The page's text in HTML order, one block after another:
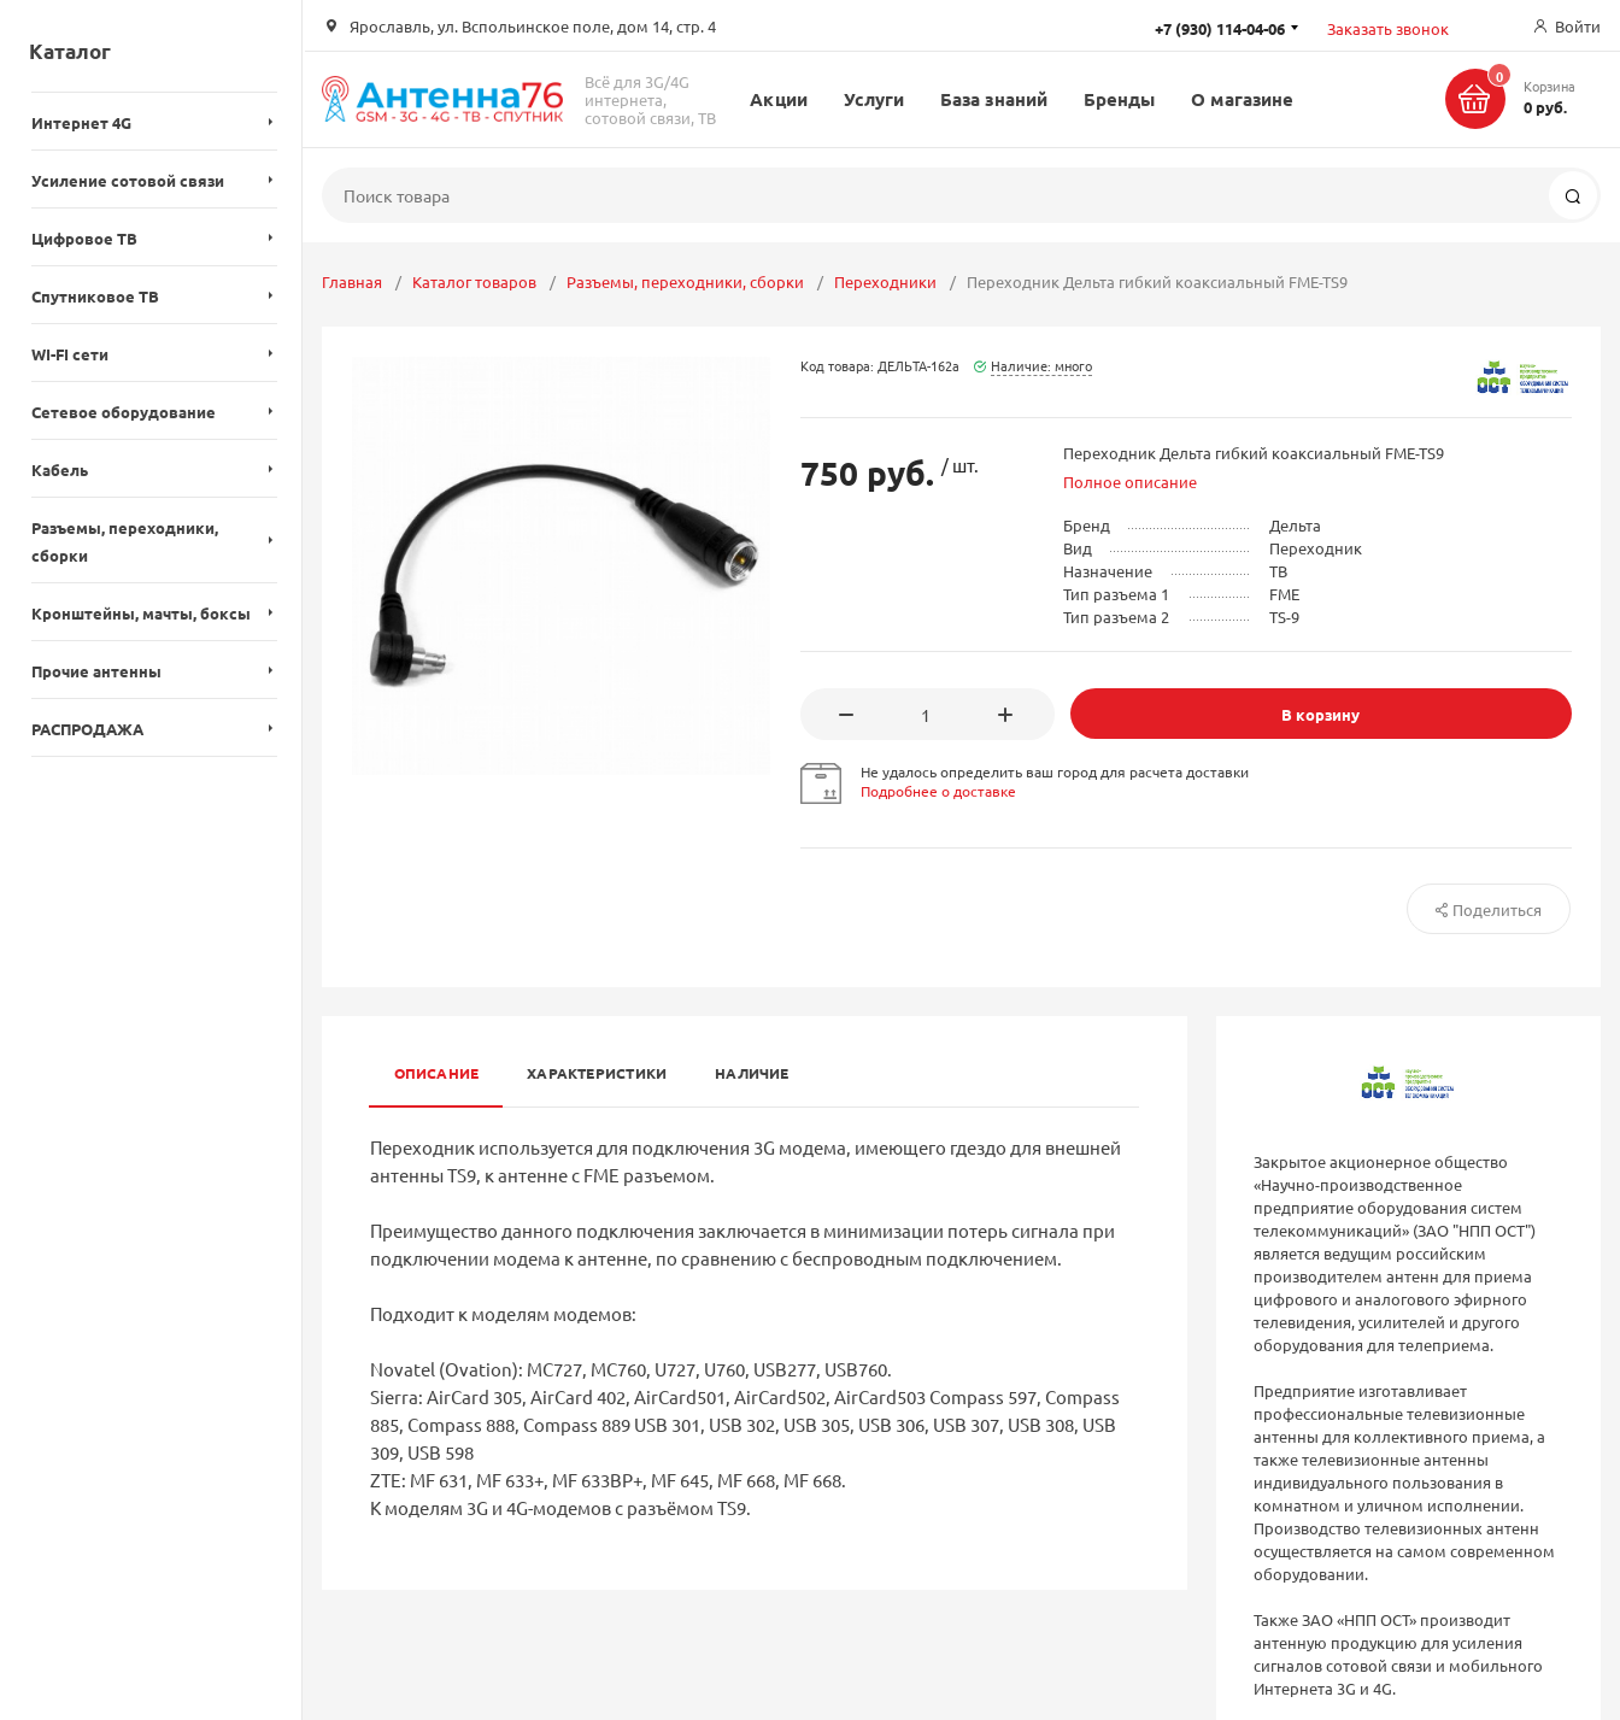
Ярославль, ул. Вспольинское поле, дом 14, стр. 4 +7 (930) 114-04-06 Заказать звонок Войти
Всё для 3G/4G
интернета,
сотовой связи, ТВ
Акции Услуги База знаний Бренды О магазине
0 Корзина
0 руб.
Каталог
Интернет 4G
Усиление сотовой связи
Цифровое ТВ
Спутниковое ТВ
WI-FI сети
Сетевое оборудование
Кабель
Разъемы, переходники,
сборки
Кронштейны, мачты, боксы
Прочие антенны
РАСПРОДАЖА
Главная Каталог товаров Разъемы, переходники, сборки Переходники Переходник Дельта гибкий коаксиальный FME-TS9
Код товара: ДЕЛЬТА-162а Наличие: много
750 руб. / шт.
Переходник Дельта гибкий коаксиальный FME-TS9
Полное описание
Бренд
Дельта
Вид
Переходник
Назначение
ТВ
Тип разъема 1
FME
Тип разъема 2
TS-9
В корзину
Не удалось определить ваш город для расчета доставки
Подробнее о доставке
Поделиться
ОПИСАНИЕ ХАРАКТЕРИСТИКИ НАЛИЧИЕ
Переходник используется для подключения 3G модема, имеющего гдездо для внешней
антенны TS9, к антенне с FME разъемом.
Преимущество данного подключения заключается в минимизации потерь сигнала при
подключении модема к антенне, по сравнению с беспроводным подключением.
Подходит к моделям модемов:
Novatel (Ovation): MC727, MC760, U727, U760, USB277, USB760.
Sierra: AirCard 305, AirCard 402, AirCard501, AirCard502, AirCard503 Compass 597, Compass
885, Compass 888, Compass 889 USB 301, USB 302, USB 305, USB 306, USB 307, USB 308, USB
309, USB 598
ZTE: MF 631, MF 633+, MF 633BP+, MF 645, MF 668, MF 668.
К моделям 3G и 4G-модемов с разъёмом TS9.
Закрытое акционерное общество
«Научно-производственное
предприятие оборудования систем
телекоммуникаций» (ЗАО "НПП ОСТ")
является ведущим российским
производителем антенн для приема
цифрового и аналогового эфирного
телевидения, усилителей и другого
оборудования для телеприема.
Предприятие изготавливает
профессиональные телевизионные
антенны для коллективного приема, а
также телевизионные антенны
индивидуального пользования в
комнатном и уличном исполнении.
Производство телевизионных антенн
осуществляется на самом современном
оборудовании.
Также ЗАО «НПП ОСТ» производит
антенную продукцию для усиления
сигналов сотовой связи и мобильного
Интернета 3G и 4G.